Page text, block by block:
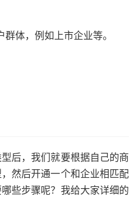
体，例如上市企业等。
后，我们就要根据自己的商
然后开通一个和企业相匹配
些步骤呢？我给大家详细的